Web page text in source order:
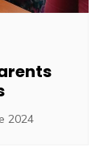
2024